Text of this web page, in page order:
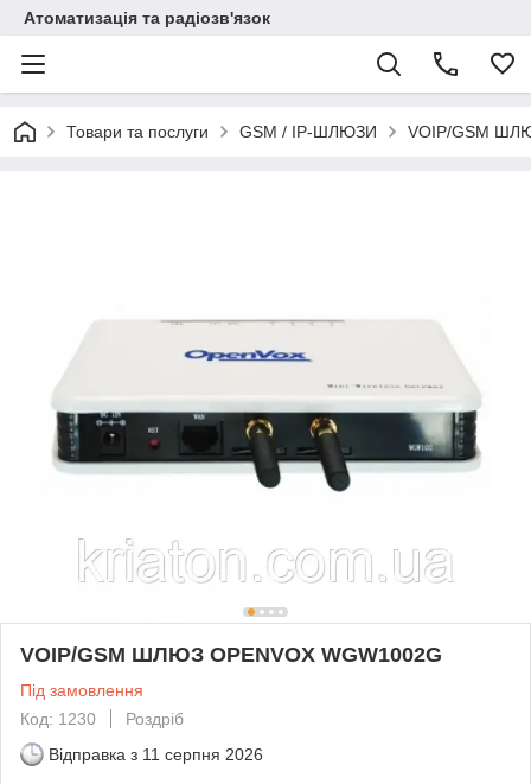
Атоматизація та радіозв'язок
Товари та послуги GSM / IP-ШЛЮЗИ VOIP/GSM
VOIP/GSM ШЛЮЗ OPENVOX WGW1002G
Під замовлення
Код: 1230
Роздріб
Відправка з 11 серпня 2026